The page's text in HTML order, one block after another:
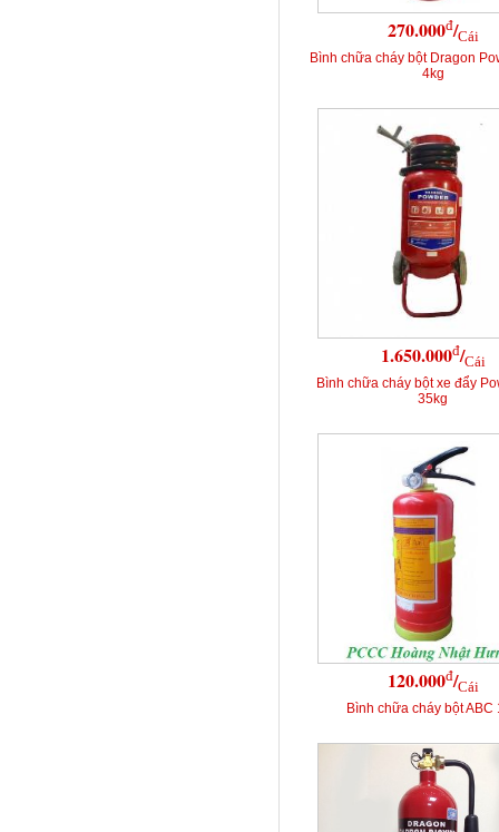
270.000đ/Cái
Bình chữa cháy bột Dragon
4kg
1.650.000đ/Cái
Bình chữa cháy bột xe đẩy
35kg
120.000đ/Cái
Bình chữa cháy bột ABC